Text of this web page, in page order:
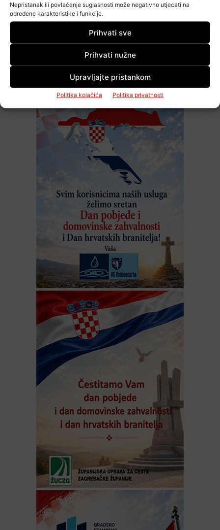
Nepristanak ili povlačenje suglasnosti može negativno utjecati na
određene karakteristike i funkcije.
Prihvati sve
Prihvati nužne
Upravljajte pristankom
Politika kolačića Politika privatnosti